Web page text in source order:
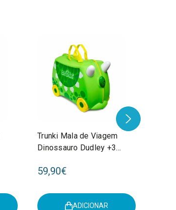
Trunki Mala de Viagem
Dinossauro Dudley +3
59,90€
ADICIONAR